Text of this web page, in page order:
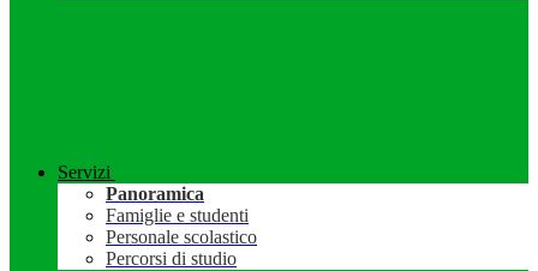
Servizi
Panoramica
Famiglie e studenti
Personale scolastico
Percorsi di studio